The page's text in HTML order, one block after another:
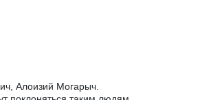
Алоизий Могарыч.